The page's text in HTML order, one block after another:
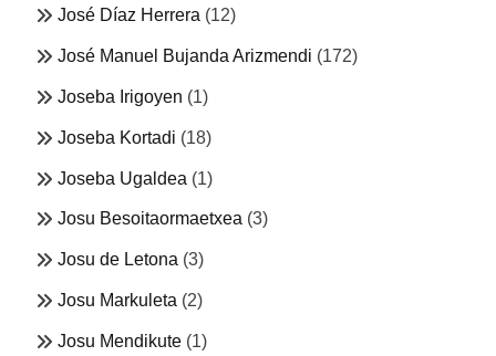
José Díaz Herrera (12)
José Manuel Bujanda Arizmendi (172)
Joseba Irigoyen (1)
Joseba Kortadi (18)
Joseba Ugaldea (1)
Josu Besoitaormaetxea (3)
Josu de Letona (3)
Josu Markuleta (2)
Josu Mendikute (1)